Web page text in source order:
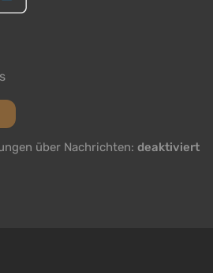
über Nachrichten: deaktiviert